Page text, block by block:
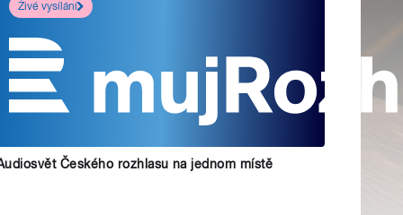
Živé vysílání
Českého rozhlasu na jednom místě